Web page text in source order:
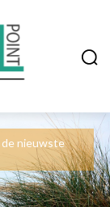
nieuwste